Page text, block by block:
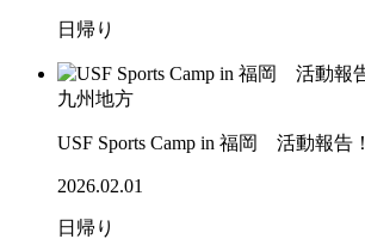
日帰り
九州地方
USF Sports Camp in 福岡 活動報告！
2026.02.01
日帰り